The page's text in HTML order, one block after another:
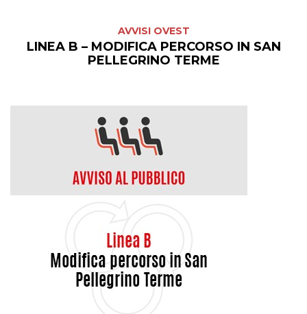
AVVISI OVEST
LINEA B – MODIFICA PERCORSO IN SAN
PELLEGRINO TERME